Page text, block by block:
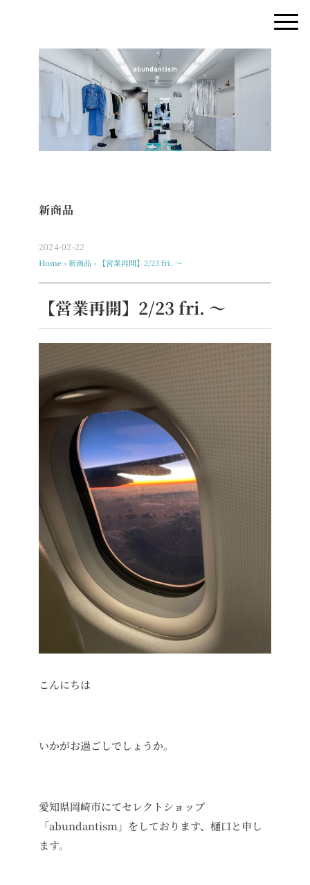
新商品
2024-02-22
Home › 新商品 › 【営業再開】2/23 fri. 〜
【営業再開】2/23 fri. 〜
こんにちは
いかがお過ごしでしょうか。
愛知県岡崎市にてセレクトショップ
「abundantism」をしております、樋口と申し
ます。